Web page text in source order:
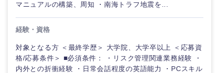
マニュアルの構築、周知 ・南海トラフ地震を...
経験・資格
対象となる方 ＜最終学歴＞ 大学院、大学卒以上 ＜応募資
格/応募条件＞ ■必須条件： ・リスク管理関連業務経験 ・
内外との折衝経験 ・日常会話程度の英語能力 ・PCスキル